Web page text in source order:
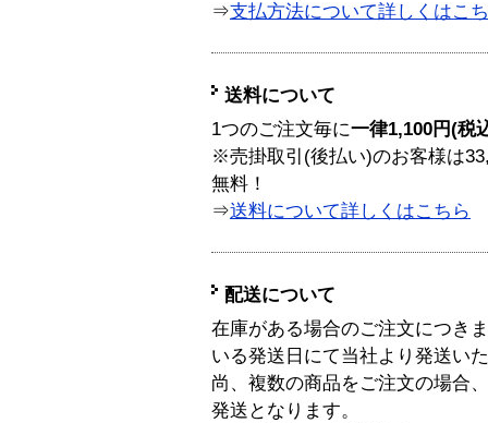
⇒支払方法について詳しくはこ
送料について
1つのご注文毎に一律1,100円(税
※売掛取引(後払い)のお客様は
無料！
⇒送料について詳しくはこちら
配送について
在庫がある場合のご注文につき
いる発送日にて当社より発送い
尚、複数の商品をご注文の場合
発送となります。